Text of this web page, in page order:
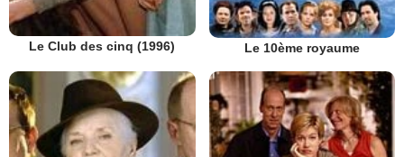
Le Club des cinq (1996) Le 10ème royaume